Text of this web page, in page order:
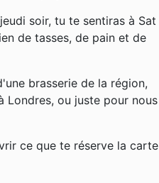
soir, tu te sentiras à Sat
de tasses, de pain et de
brasserie de la région,
Londres, ou juste pour nous
ce que te réserve la carte